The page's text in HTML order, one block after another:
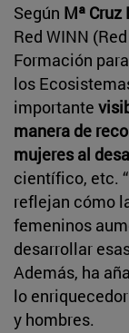
Según Mª Cruz
Red WINN
Formación
los
importante
manera de
mujeres al
científico, etc.
reflejan cómo
femeninos
desarrollar
Además, ha
lo
y hombres.